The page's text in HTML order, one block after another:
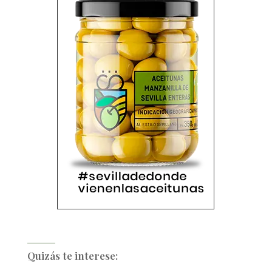
Quizás te interese: